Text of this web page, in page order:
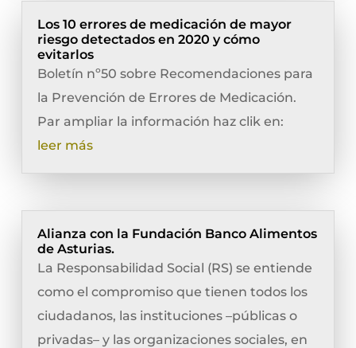
Los 10 errores de medicación de mayor
riesgo detectados en 2020 y cómo
evitarlos
Boletín nº50 sobre Recomendaciones para
la Prevención de Errores de Medicación.
Par ampliar la información haz clik en:
leer más
Alianza con la Fundación Banco Alimentos
de Asturias.
La Responsabilidad Social (RS) se entiende
como el compromiso que tienen todos los
ciudadanos, las instituciones –públicas o
privadas– y las organizaciones sociales, en